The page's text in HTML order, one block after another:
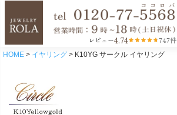
レビュー4.74 747件
HOME イヤリング K10YG サークル イヤリング